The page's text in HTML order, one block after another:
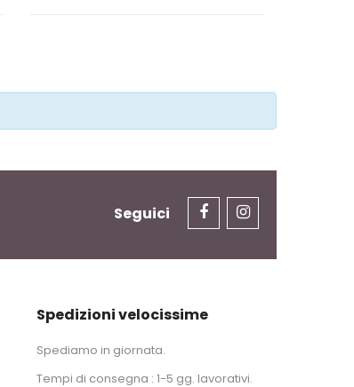
Seguici
Spedizioni velocissime
Spediamo in giornata.
Tempi di consegna : 1-5 gg. lavorativi.